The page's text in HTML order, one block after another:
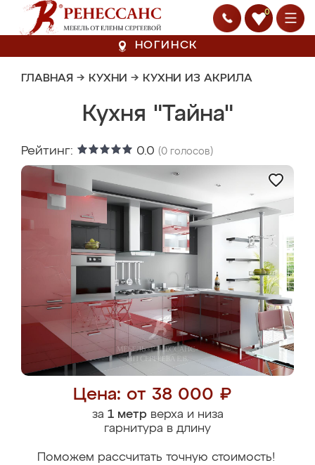
0
НОГИНСК
ГЛАВНАЯ → КУХНИ → КУХНИ ИЗ АКРИЛА
Кухня "Тайна"
Рейтинг: 0.0 (0 голосов)
Цена: от 38 000 ₽
за 1 метрверха и низа
гарнитура в длину
Поможем рассчитать точную стоимость!